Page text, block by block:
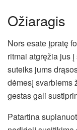
Ožiaragis
Nors esate įpratę
ritmai atgręžia jus
suteiks jums
dėmesį svarbiems
gestas gali
Patartina